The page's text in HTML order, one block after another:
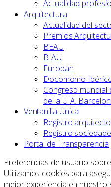
Actualidad
Arquitectura
Actualidad del
Premios
BEAU
BIAU
Europan
Docomomo
Congreso mundial
de la UIA.
Ventanilla Única
Registro
Registro
Portal de Transparencia
Preferencias de usuario
Utilizamos cookies para
mejor experiencia en nuestro